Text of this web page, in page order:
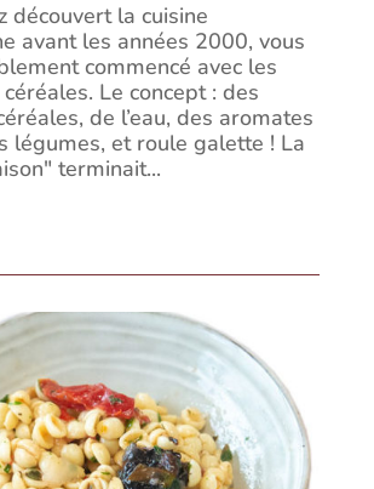
découvert la cuisine
avant les années 2000, vous
commencé avec les
Le concept : des
de l’eau, des aromates
légumes, et roule galette ! La
terminait...